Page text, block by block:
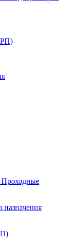
Проходные